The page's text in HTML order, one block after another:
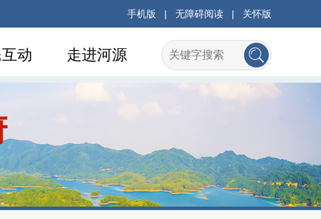
手机版 | 无障碍阅读 | 关怀版
走进河源
动